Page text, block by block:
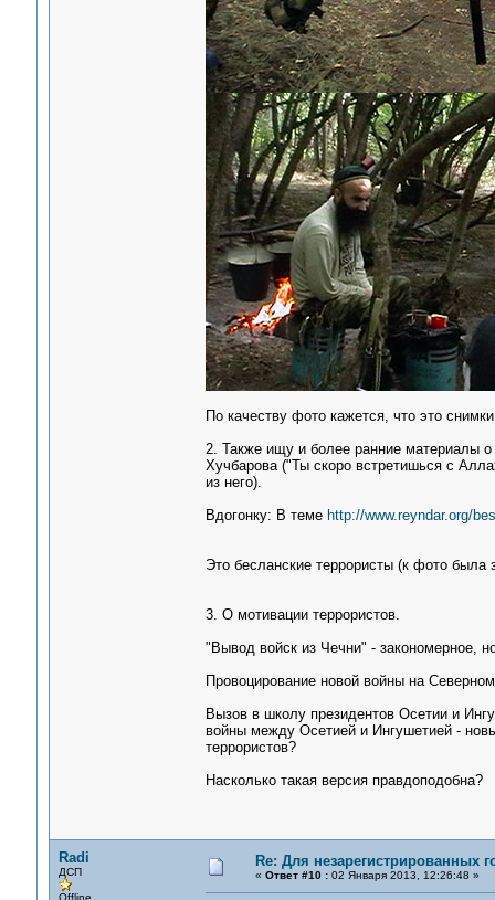
По качеству фото кажется, что это
2. Также ищу и более ранние материалы о
Хучбарова ("Ты скоро встретишься с
из него).
Вдогонку: В теме http://www.reyndar.org/
Это бесланские террористы (к фото была
3. О мотивации террористов.
"Вывод войск из Чечни" - закономерное,
Провоцирование новой войны на
Вызов в школу президентов Осетии и
войны между Осетией и Ингушетией -
террористов?
Насколько такая версия правдоподобна?
Radi
ДСП
Offline
Re: Для незарегистрированных
« Ответ #10 :02 Января 2013, 12:26:48 »